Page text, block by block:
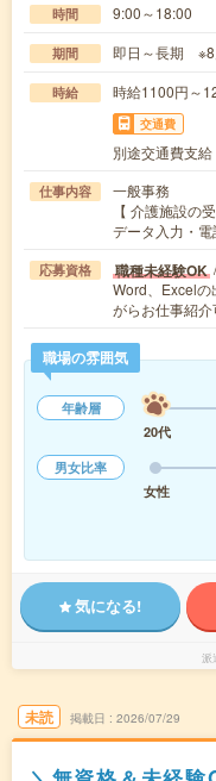
時間 9:00～18:00
期間 即日～長期 ※8
時給 時給1100円
交通費
別途交通費支給
仕事内容
一般事務
【 介護施設の
データ入力・
応募資格 職種未経験OK
Word、Excelの
がらお仕事紹介
職場の雰囲気
年齢層
20代
男女比率
女性
気になる!
派
未読 掲載日 2026/07/29